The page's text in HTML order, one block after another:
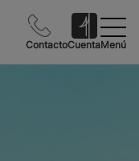
ContactoCuentaMenú